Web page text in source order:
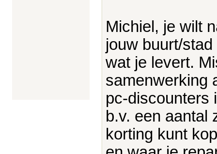
Michiel, je wilt
jouw buurt/
wat je levert.
samenwerking
pc-discounters
b.v. een aantal
korting kunt